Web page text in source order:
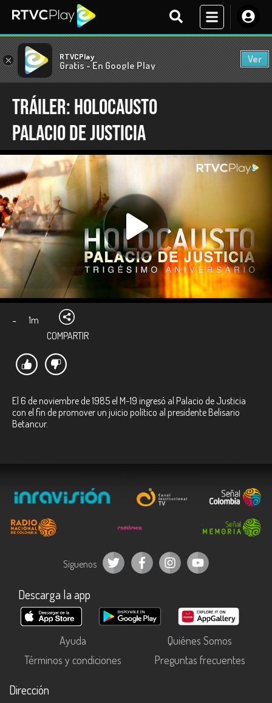
× RTVCPlay
Gratis - En Google Play
Ver
Tráiler: Holocausto
Palacio de Justicia
-
1m
COMPARTIR
El 6 de noviembre de 1985 el M-19 ingresó al Palacio de Justicia
con el fin de promover un juicio político al presidente Belisario
Betancur.
Síguenos
Descarga la app
Ayuda
Quiénes Somos
Términos y condiciones
Preguntas frecuentes
Dirección